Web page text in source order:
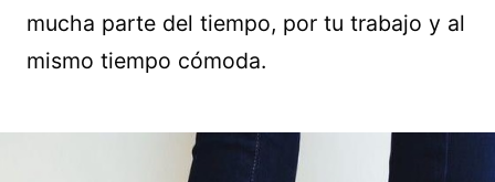
mucha parte del tiempo, por tu trabajo y al
mismo tiempo cómoda.